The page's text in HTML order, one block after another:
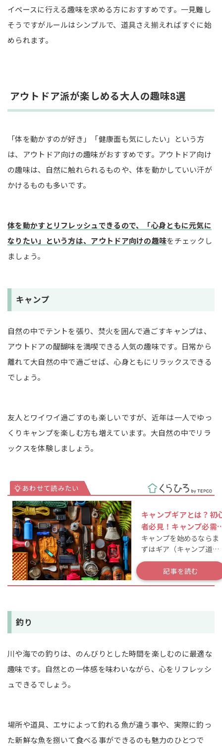
イペースに行える趣味を求める方におすすめです。一見難し
そうですがルールはシンプルで、道具さえ揃えればすぐに始
められます。
アウトドア派が楽しめる大人の趣味8選
「体を動かすのが好き」「健康面も気にしたい」という方
は、アウトドア向けの趣味がおすすめです。アウトドア向け
の趣味は、自然に触れられるものや、体を動かしていい汗が
かけるものも多いです。
体を動かすとリフレッシュできるので、「心身ともに元気に
なりたい」という方は、アウトドア向けの趣味をチェックし
ましょう。
キャンプ
自然の中でテントを張り、焚火を囲んで過ごすキャンプは、
アウトドアの醍醐味を満喫できる人気の趣味です。日常から
離れて大自然の中で過ごせば、心身ともにリラックスできる
でしょう。
友人とワイワイ過ごすのも楽しいですが、近年は一人でゆっ
くりキャンプを楽しむ方も増えています。大自然の中でリラ
ックスを体験しましょう。
キャンプギアとは？初
者必見！キャンプ必需
を一覧で解説！
キャンプを始めるならま
ずはギア（キャンプ道
具）を揃えよう♪
記事を読む
釣り
川や海での釣りは、のんびりとした時間を楽しむのに最適な
趣味です。自然との一体感を味わいながら、心をリフレッシ
ュできるでしょう。
場所や道具、エサによって釣れる魚が違う事や、実際に釣っ
た新鮮な魚を捌いて食べる事ができるのも魅力のひとつで